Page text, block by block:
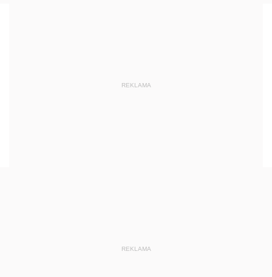
REKLAMA
REKLAMA